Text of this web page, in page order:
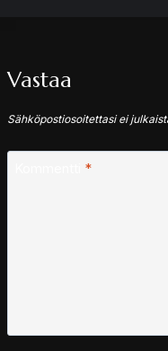
Vastaa
Sähköpostiosoitettasi ei
*